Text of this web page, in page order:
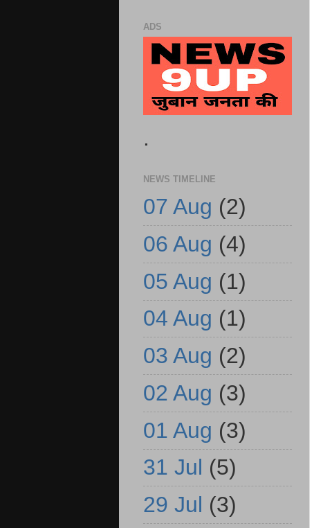
ADS
.
NEWS TIMELINE
07 Aug (2)
06 Aug (4)
05 Aug (1)
04 Aug (1)
03 Aug (2)
02 Aug (3)
01 Aug (3)
31 Jul (5)
29 Jul (3)